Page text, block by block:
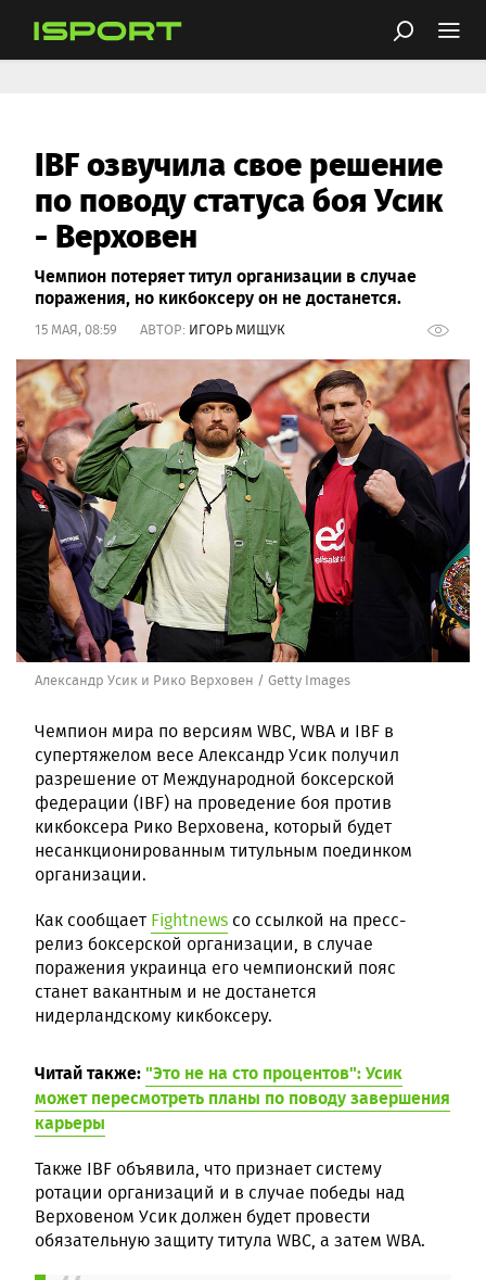
IBF озвучила свое решение
по поводу статуса боя Усик
- Верховен
Чемпион потеряет титул организации в случае
поражения, но кикбоксеру он не достанется.
15 МАЯ, 08:59 АВТОР: ИГОРЬ МИЩУК
Александр Усик и Рико Верховен / Getty Images
Чемпион мира по версиям WBC, WBA и IBF в
супертяжелом весе Александр Усик получил
разрешение от Международной боксерской
федерации (IBF) на проведение боя против
кикбоксера Рико Верховена, который будет
несанкционированным титульным поединком
организации.
Как сообщает Fightnews со ссылкой на пресс-
релиз боксерской организации, в случае
поражения украинца его чемпионский пояс
станет вакантным и не достанется
нидерландскому кикбоксеру.
Читай также:"Это не на сто процентов": Усик
может пересмотреть планы по поводу завершения
карьеры
Также IBF объявила, что признает систему
ротации организаций и в случае победы над
Верховеном Усик должен будет провести
обязательную защиту титула WBC, а затем WBA.